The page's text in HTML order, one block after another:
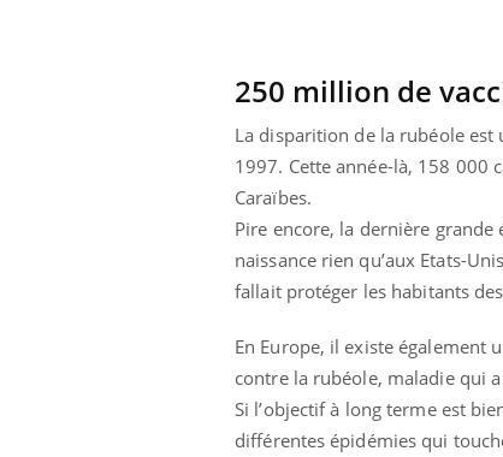
250 million de
La disparition de la rubéole est
1997. Cette année-là, 158 000
Caraïbes.
Pire encore, la dernière
naissance rien qu’aux Etats-
fallait protéger les habitants
En Europe, il existe également
contre la rubéole, maladie qui
Si l’objectif à long terme est
différentes épidémies qui
une nouvelle arme contre
les réactions sévères